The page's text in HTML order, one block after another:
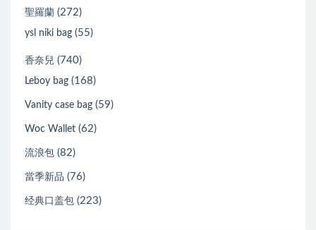
聖羅蘭 (272)
ysl niki bag (55)
香奈兒 (740)
Leboy bag (168)
Vanity case bag (59)
Woc Wallet (62)
流浪包 (82)
當季新品 (76)
经典口盖包 (223)